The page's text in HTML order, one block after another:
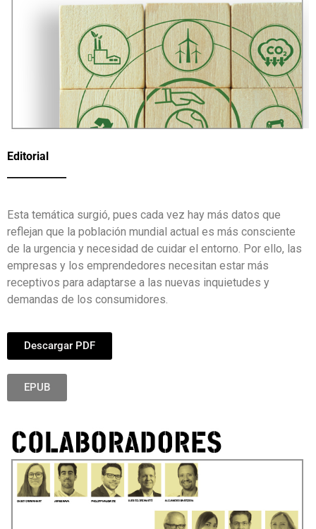
Editorial
Esta temática surgió, pues cada vez hay más datos que
reflejan que la población mundial actual es más consciente
de la urgencia y necesidad de cuidar el entorno. Por ello, las
empresas y los emprendedores necesitan estar más
receptivos para adaptarse a las nuevas inquietudes y
demandas de los consumidores.
Descargar PDF
EPUB